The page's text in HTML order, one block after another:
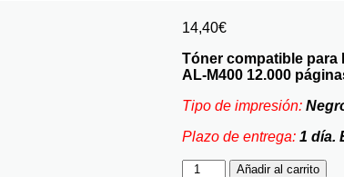
14,40€
Tóner compatible para
AL-M400 12.000
Tipo de impresión:
Plazo de entrega: 1 día.
Añadir al carrito